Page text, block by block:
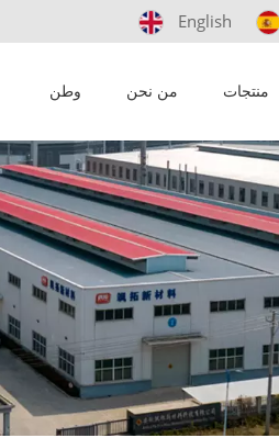
English
وطن من نحن منتجات